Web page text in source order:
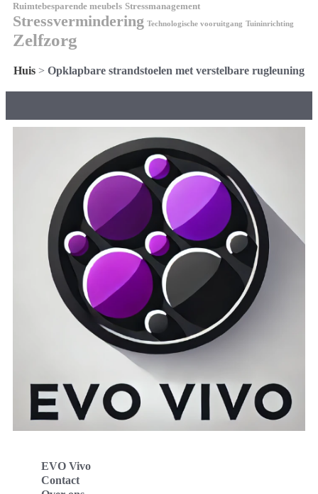
Ruimtebesparende meubels Stressmanagement
Stressvermindering Technologische vooruitgang Tuininrichting
Zelfzorg
Huis > Opklapbare strandstoelen met verstelbare rugleuning
EVO Vivo
Contact